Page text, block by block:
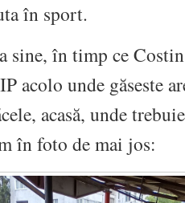
în sport.
sine, în timp ce
acolo unde găseste
acasă, unde
în foto de mai jos: